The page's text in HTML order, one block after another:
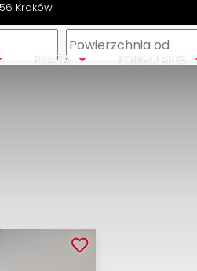
Kraków
PRACA FORMULARZE